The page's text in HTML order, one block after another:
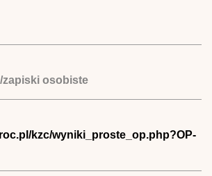
osobiste
kzc/wyniki_proste_op.php?OP-